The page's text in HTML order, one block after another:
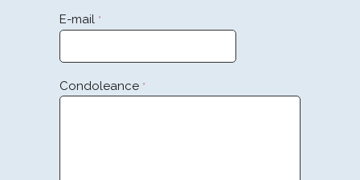
E-mail *
Condoleance *